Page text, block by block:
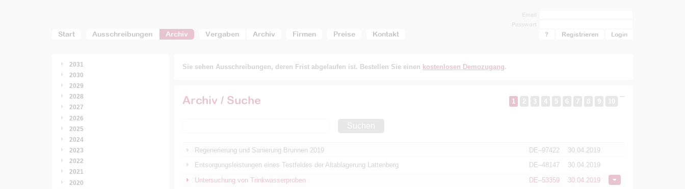
Start Ausschreibungen Archiv Vergaben Archiv Firmen Preise Kontakt ? Registrieren
2031
2030
2029
2028
2027
2026
2025
2024
2023
2022
2021
2020
Sie sehen Ausschreibungen, deren Frist abgelaufen ist. Bestellen Sie einen kostenlosen Demozugang.
Archiv / Suche 1 2 3 4 5 6 7 8 9 10
Suchen
Regenerierung und Sanierung Brunnen 2019 DE–97422
30.04.2019
Entsorgungsleistungen eines Testfeldes der Altablagerung Lattenberg
DE–48147
30.04.2019
Untersuchung von Trinkwasserproben
DE–53359
30.04.2019